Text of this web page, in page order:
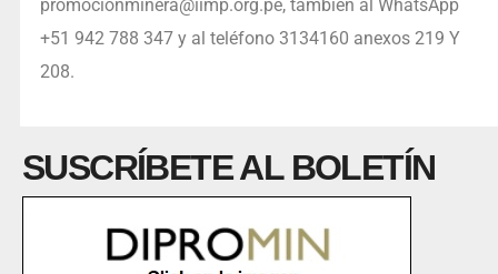
promocionminera@iimp.org.pe, también al WhatsApp
+51 942 788 347 y al teléfono 3134160 anexos 219 Y
208.
SUSCRÍBETE AL BOLETÍN